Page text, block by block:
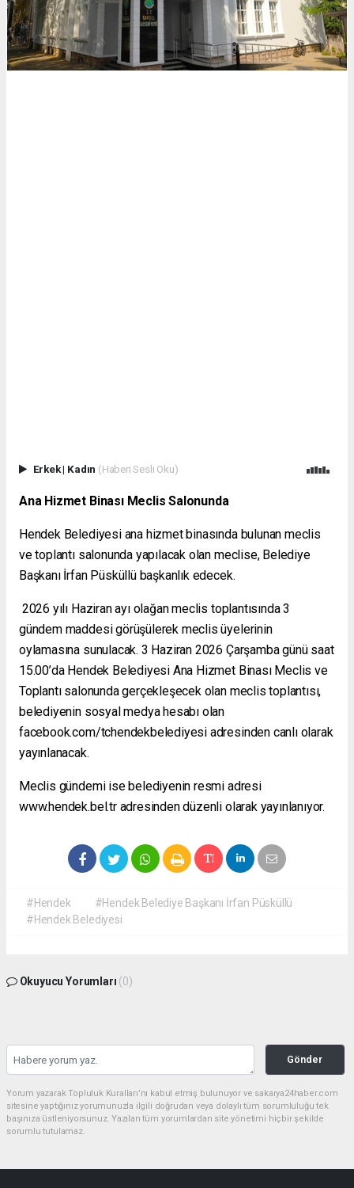
Erkek| Kadın (Haberi Sesli Oku)
Ana Hizmet Binası Meclis Salonunda
Hendek Belediyesi ana hizmet binasında bulunan meclis
ve toplantı salonunda yapılacak olan meclise, Belediye
Başkanı İrfan Püsküllü başkanlık edecek.
2026 yılı Haziran ayı olağan meclis toplantısında 3
gündem maddesi görüşülerek meclis üyelerinin
oylamasına sunulacak. 3 Haziran 2026 Çarşamba günü saat
15.00’da Hendek Belediyesi Ana Hizmet Binası Meclis ve
Toplantı salonunda gerçekleşecek olan meclis toplantısı,
belediyenin sosyal medya hesabı olan
facebook.com/tchendekbelediyesi adresinden canlı olarak
yayınlanacak.
Meclis gündemi ise belediyenin resmi adresi
www.hendek.bel.tr adresinden düzenli olarak yayınlanıyor.
#Hendek
#Hendek Belediye Başkanı İrfan Püsküllü
#Hendek Belediyesi
Okuyucu Yorumları (0)
Gönder
Yorum yazarak Topluluk Kuralları’nı kabul etmiş bulunuyor ve sakarya24haber.com
sitesine yaptığınız yorumunuzla ilgili doğrudan veya dolaylı tüm sorumluluğu tek
başınıza üstleniyorsunuz. Yazılan tüm yorumlardan site yönetimi hiçbir şekilde
sorumlu tutulamaz.